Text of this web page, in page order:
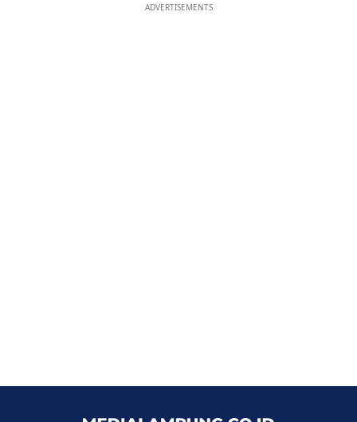
ADVERTISEMENTS